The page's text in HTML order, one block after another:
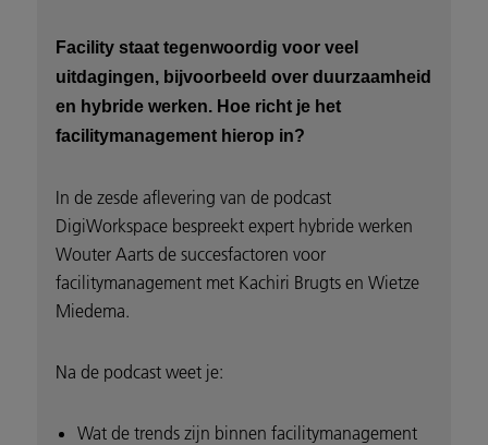
Facility staat tegenwoordig voor veel
uitdagingen, bijvoorbeeld over duurzaamheid
en hybride werken. Hoe richt je het
facilitymanagement hierop in?
In de zesde aflevering van de podcast
DigiWorkspace bespreekt expert hybride werken
Wouter Aarts de succesfactoren voor
facilitymanagement met Kachiri Brugts en Wietze
Miedema.
Na de podcast weet je:
Wat de trends zijn binnen facilitymanagement